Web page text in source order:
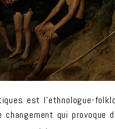
est l’ethnologue-
qui